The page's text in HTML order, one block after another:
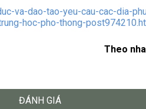
va-dao-tao-yeu-cau-cac-dia-
hoc-pho-thong-
Theo
ĐÁNH GIÁ